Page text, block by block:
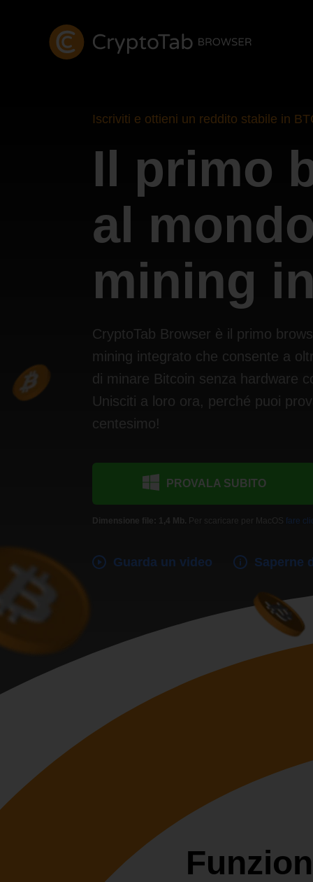
Iscriviti e ottieni un reddito stabile in
Il primo
al
mining
CryptoTab Browser è il primo
mining integrato che consente a
di minare Bitcoin senza hardware
Unisciti a loro ora, perché puoi
centesimo!
PROVALA SUBITO
Dimensione file: 1,4 Mb. Per scaricare per MacOS fare
Guarda un video Saperne